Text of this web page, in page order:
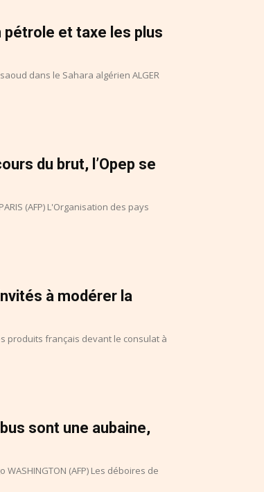
et taxe les plus
dans le Sahara algérien ALGER
du brut, l’Opep se
(AFP) L'Organisation des pays
à modérer la
produits français devant le consulat à
sont une aubaine,
(AFP) Les déboires de